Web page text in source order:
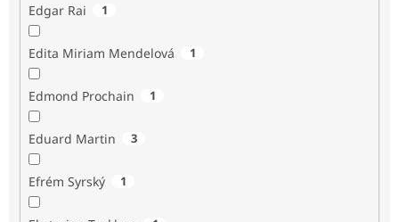
Edgar Rai 1
Edita Miriam Mendelová 1
Edmond Prochain 1
Eduard Martin 3
Efrém Syrský 1